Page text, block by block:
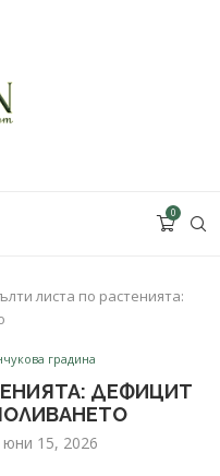
0
листа по растенията:
градина
ДЕФИЦИТ
юни 15, 2026